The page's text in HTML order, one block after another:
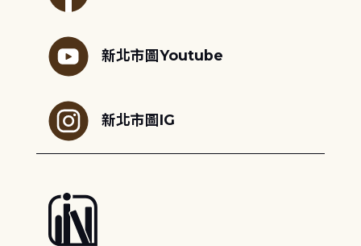
新北市圖Youtube
新北市圖IG